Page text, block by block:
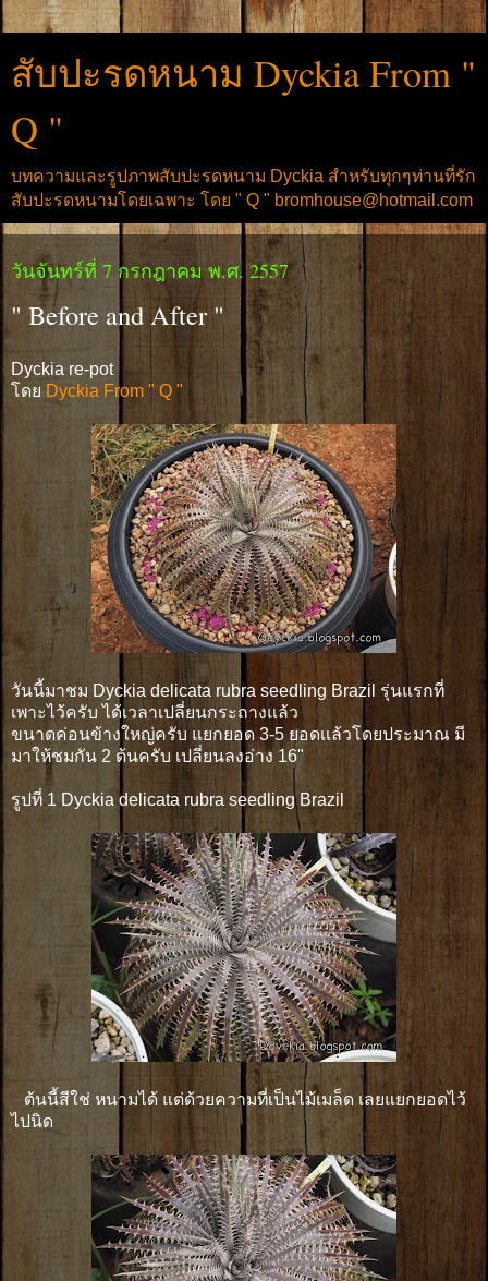
สับปะรดหนาม Dyckia From "
Q "
บทความและรูปภาพสับปะรดหนาม Dyckia สำหรับทุกๆท่านที่รัก
สับปะรดหนามโดยเฉพาะ โดย " Q " bromhouse@hotmail.com
วันจันทร์ที่ 7 กรกฎาคม พ.ศ. 2557
" Before and After "
Dyckia re-pot
โดย Dyckia From " Q "
วันนี้มาชม Dyckia delicata rubra seedling Brazil รุ่นแรกที่
เพาะไว้ครับ ได้เวลาเปลี่ยนกระถางแล้ว
ขนาดค่อนข้างใหญ่ครับ แยกยอด 3-5 ยอดเเล้วโดยประมาณ มี
มาให้ชมกัน 2 ต้นครับ เปลี่ยนลงอ่าง 16"
รูปที่ 1 Dyckia delicata rubra seedling Brazil
ต้นนี้สีใช่ หนามได้ แต่ด้วยความที่เป็นไม้เมล็ด เลยแยกยอดไว้
ไปนิด